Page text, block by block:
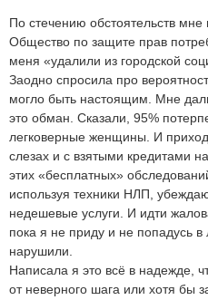
По стечению обстоятельств мне
Общество по защите прав
меня «удалили из городской
Заодно спросила про
могло быть настоящим. Мне
это обман. Сказали, 95%
легковерные женщины. И
слезах и с взятыми кредитами
этих «бесплатных»
используя техники НЛП,
недешевые услуги. И идти
пока я не приду и не попадусь в
нарушили.
Написала я это всё в надежде,
от неверного шага или хотя бы